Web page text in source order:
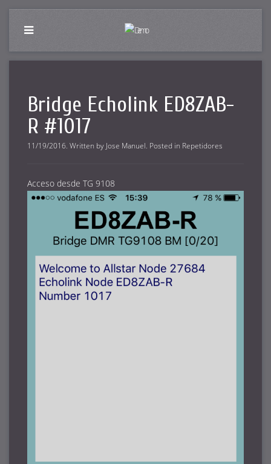
Bridge Echolink ED8ZAB-
R #1017
11/19/2016. Written by Jose Manuel. Posted in Repetidores
Acceso desde TG 9108